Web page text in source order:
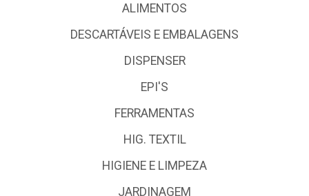
ALIMENTOS
DESCARTÁVEIS E EMBALAGENS
DISPENSER
EPI'S
FERRAMENTAS
HIG. TEXTIL
HIGIENE E LIMPEZA
JARDINAGEM